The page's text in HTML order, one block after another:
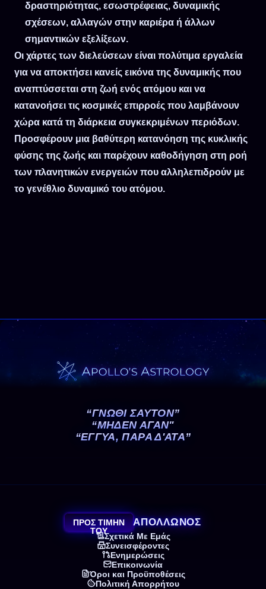
δραστηριότητας, εσωστρέφειας, δυναμικής
σχέσεων, αλλαγών στην καριέρα ή άλλων
σημαντικών εξελίξεων.
Οι χάρτες των διελεύσεων είναι πολύτιμα εργαλεία
για να αποκτήσει κανείς εικόνα της δυναμικής που
αναπτύσσεται στη ζωή ενός ατόμου και να
κατανοήσει τις κοσμικές επιρροές που λαμβάνουν
χώρα κατά τη διάρκεια συγκεκριμένων περιόδων.
Προσφέρουν μια βαθύτερη κατανόηση της κυκλικής
φύσης της ζωής και παρέχουν καθοδήγηση στη ροή
των πλανητικών ενεργειών που αλληλεπιδρούν με
το γενέθλιο δυναμικό του ατόμου.
“ΓΝΩΘΙ ΣΑΥΤΟΝ”
“ΜΗΔΕΝ ΑΓΑΝ"
“ΕΓΓΥΑ, ΠΑΡΑ Δ'ΑΤΑ”
ΠΡΟΣ ΤΙΜΗΝ
ΤΟΥ
ΑΠΟΛΛΩΝΟΣ
Σχετικά Με Εμάς
Συνεισφέροντες
Ενημερώσεις
Επικοινωνία
Όροι και Προϋποθέσεις
Πολιτική Απορρήτου